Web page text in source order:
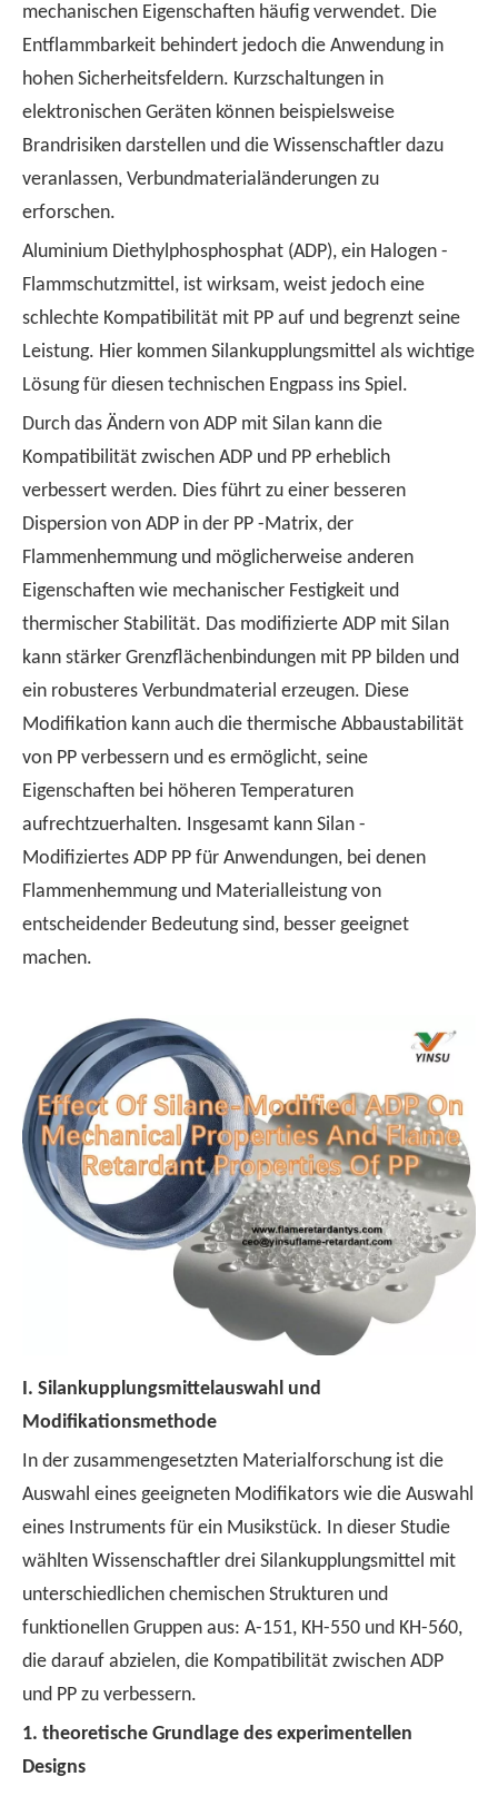
mechanischen Eigenschaften häufig verwendet. Die
Entflammbarkeit behindert jedoch die Anwendung in
hohen Sicherheitsfeldern. Kurzschaltungen in
elektronischen Geräten können beispielsweise
Brandrisiken darstellen und die Wissenschaftler dazu
veranlassen, Verbundmaterialänderungen zu
erforschen.
Aluminium Diethylphosphosphat (ADP), ein Halogen -
Flammschutzmittel, ist wirksam, weist jedoch eine
schlechte Kompatibilität mit PP auf und begrenzt seine
Leistung. Hier kommen Silankupplungsmittel als wichtige
Lösung für diesen technischen Engpass ins Spiel.
Durch das Ändern von ADP mit Silan kann die
Kompatibilität zwischen ADP und PP erheblich
verbessert werden. Dies führt zu einer besseren
Dispersion von ADP in der PP -Matrix, der
Flammenhemmung und möglicherweise anderen
Eigenschaften wie mechanischer Festigkeit und
thermischer Stabilität. Das modifizierte ADP mit Silan
kann stärker Grenzflächenbindungen mit PP bilden und
ein robusteres Verbundmaterial erzeugen. Diese
Modifikation kann auch die thermische Abbaustabilität
von PP verbessern und es ermöglicht, seine
Eigenschaften bei höheren Temperaturen
aufrechtzuerhalten. Insgesamt kann Silan -
Modifiziertes ADP PP für Anwendungen, bei denen
Flammenhemmung und Materialleistung von
entscheidender Bedeutung sind, besser geeignet
machen.
I. Silankupplungsmittelauswahl und
Modifikationsmethode
In der zusammengesetzten Materialforschung ist die
Auswahl eines geeigneten Modifikators wie die Auswahl
eines Instruments für ein Musikstück. In dieser Studie
wählten Wissenschaftler drei Silankupplungsmittel mit
unterschiedlichen chemischen Strukturen und
funktionellen Gruppen aus: A-151, KH-550 und KH-560,
die darauf abzielen, die Kompatibilität zwischen ADP
und PP zu verbessern.
1. theoretische Grundlage des experimentellen
Designs